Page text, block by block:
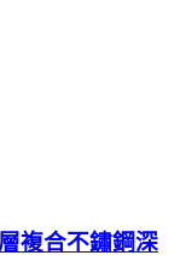
複合不鏽鋼深